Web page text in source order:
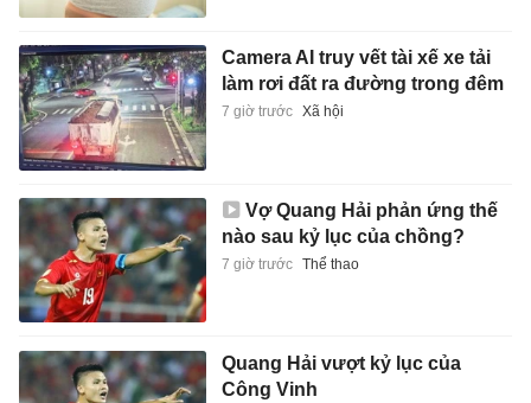
Camera AI truy vết tài xế xe tải
làm rơi đất ra đường trong đêm
7 giờ trước Xã hội
Vợ Quang Hải phản ứng thế
nào sau kỷ lục của chồng?
7 giờ trước Thể thao
Quang Hải vượt kỷ lục của
Công Vinh